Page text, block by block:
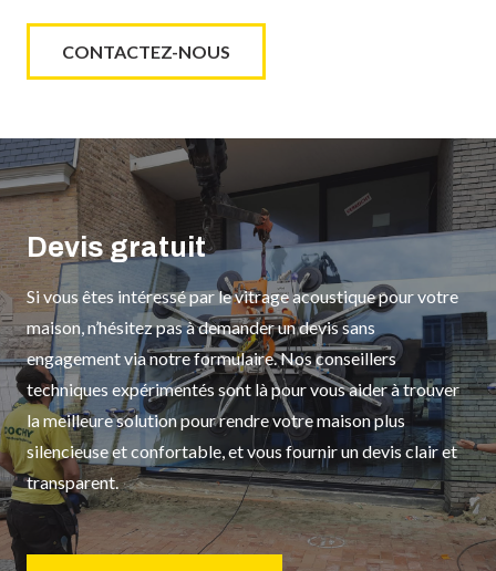
CONTACTEZ-NOUS
Devis gratuit
Si vous êtes intéressé par le vitrage acoustique pour votre
maison, n’hésitez pas à demander un devis sans
engagement via notre formulaire. Nos conseillers
techniques expérimentés sont là pour vous aider à trouver
la meilleure solution pour rendre votre maison plus
silencieuse et confortable, et vous fournir un devis clair et
transparent.